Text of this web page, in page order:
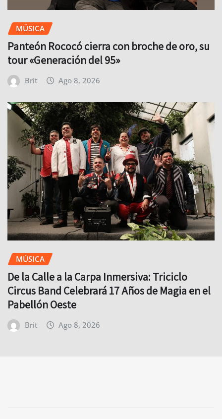
MÚSICA
Panteón Rococó cierra con broche de oro, su
tour «Generación del 95»
Brit Ago 8, 2026
MÚSICA
De la Calle a la Carpa Inmersiva: Triciclo
Circus Band Celebrará 17 Años de Magia en el
Pabellón Oeste
Brit Ago 8, 2026